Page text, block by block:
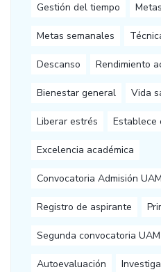
Gestión del tiempo
Metas semanales
Descanso Rendimiento
Bienestar general Vida
Liberar estrés Establece
Excelencia académica
Convocatoria Admisión
Registro de aspirante
Segunda convocatoria UAM
Autoevaluación